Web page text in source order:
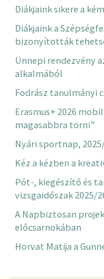
Diákjaink sikere a
Diákjaink a
bizonyították
Ünnepi rendezvény
alkalmából
Fodrász tanulmányi
Erasmus+ 2026
magasabbra törni”
Nyári sportnap,
Kéz a kézben a
Pót-, kiegészítő és
vizsgaidőszak 2025/
A Napbiztosan
előcsarnokában
Horvat Matija a